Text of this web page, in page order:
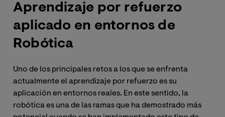
Aprendizaje por refuerzo
aplicado en entornos de
Robótica
Uno de los principales retos a los que se enfrenta
actualmente el aprendizaje por refuerzo es su
aplicación en entornos reales. En este sentido, la
robótica es una de las ramas que ha demostrado más